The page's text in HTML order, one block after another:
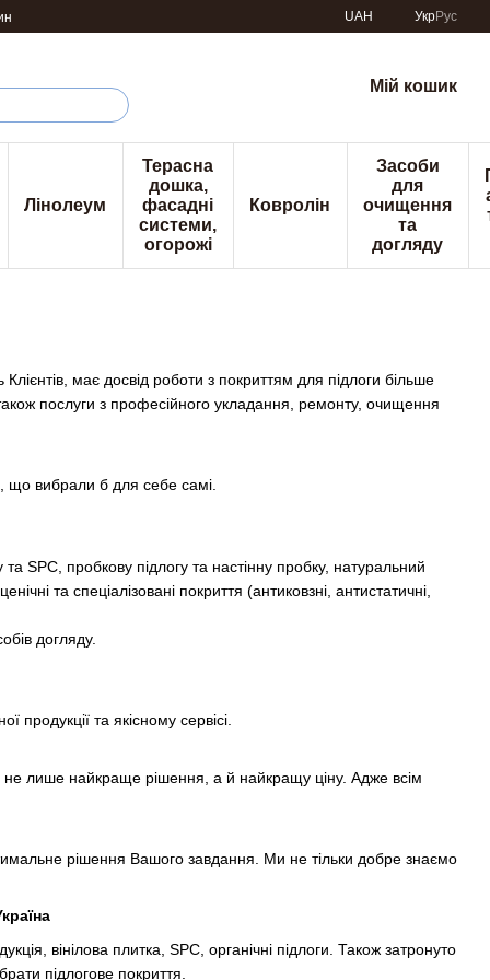
UAH УкрРус
Мій кошик
Лінолеум
Терасна
дошка,
фасадні
системи,
огорожі
Ковролін
Засоби
для
очищення
та
догляду
має досвід роботи з покриттям для підлоги більше
послуги з професійного укладання, ремонту, очищення
що вибрали б для себе самі.
SPC, пробкову підлогу та настінну пробку, натуральний
та спеціалізовані покриття (антиковзні, антистатичні,
догляду.
та якісному сервісі.
не лише найкраще рішення, а й найкращу ціну. Адже всім
рішення Вашого завдання. Ми не тільки добре знаємо
вінілова плитка, SPC, органічні підлоги. Також затронуто
підлогове покриття.